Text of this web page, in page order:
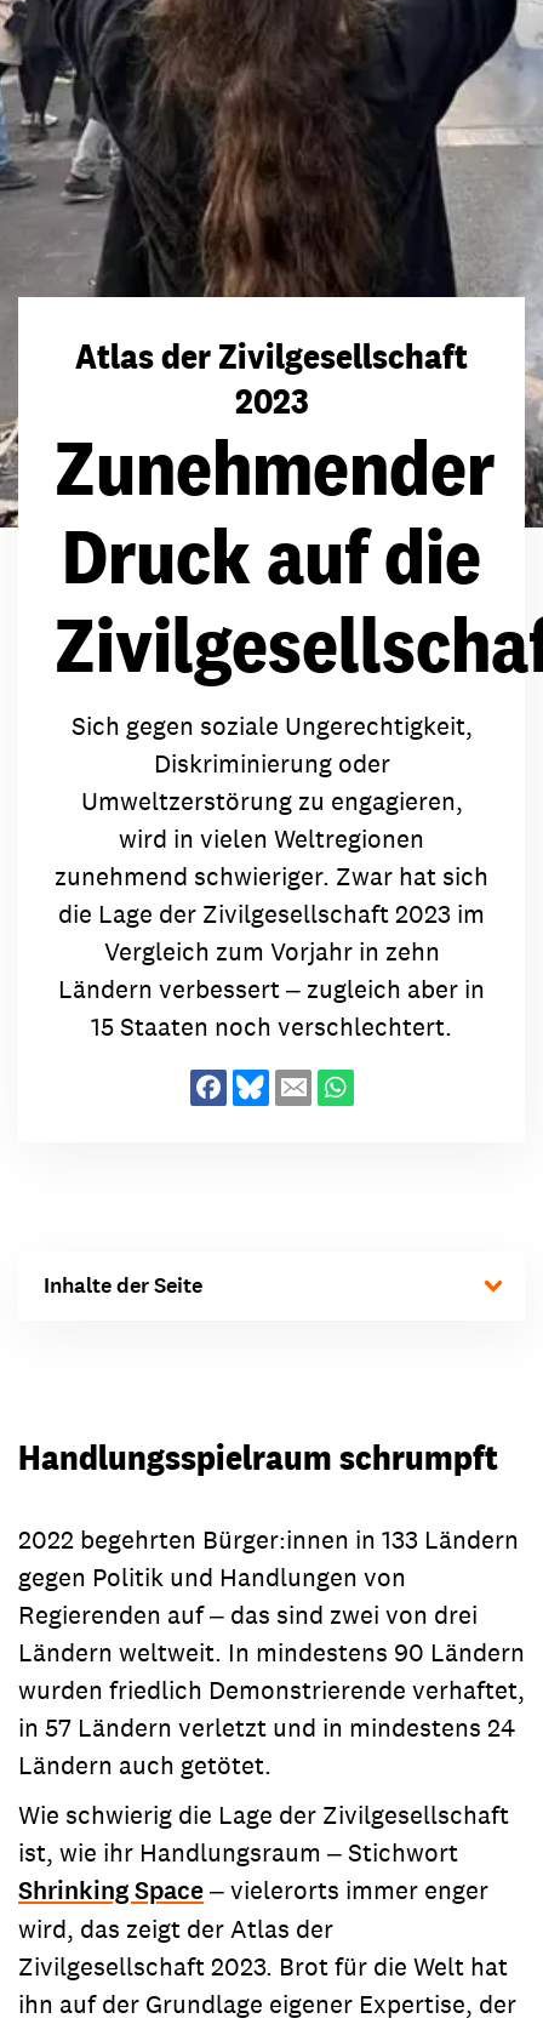
Atlas der Zivilgesellschaft
2023
Zunehmender
Druck auf die
Sich gegen soziale Ungerechtigkeit,
Diskriminierung oder
Umweltzerstörung zu engagieren,
wird in vielen Weltregionen
zunehmend schwieriger. Zwar hat sich
die Lage der Zivilgesellschaft 2023 im
Vergleich zum Vorjahr in zehn
Ländern verbessert ‒ zugleich aber in
15 Staaten noch verschlechtert.
Inhalte der Seite
Handlungsspielraum schrumpft
2022 begehrten Bürger:innen in 133 Ländern
gegen Politik und Handlungen von
Regierenden auf ‒ das sind zwei von drei
Ländern weltweit. In mindestens 90 Ländern
wurden friedlich Demonstrierende verhaftet,
in 57 Ländern verletzt und in mindestens 24
Ländern auch getötet.
Wie schwierig die Lage der Zivilgesellschaft
ist, wie ihr Handlungsraum ‒ Stichwort
Shrinking Space‒ vielerorts immer enger
wird, das zeigt der Atlas der
Zivilgesellschaft 2023. Brot für die Welt hat
ihn auf der Grundlage eigener Expertise, der